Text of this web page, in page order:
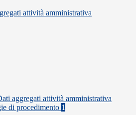
attività amministrativa
aggregati attività amministrativa
di procedimento 1